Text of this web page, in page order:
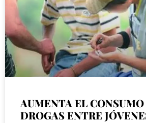
AUMENTA EL
DROGAS ENTRE